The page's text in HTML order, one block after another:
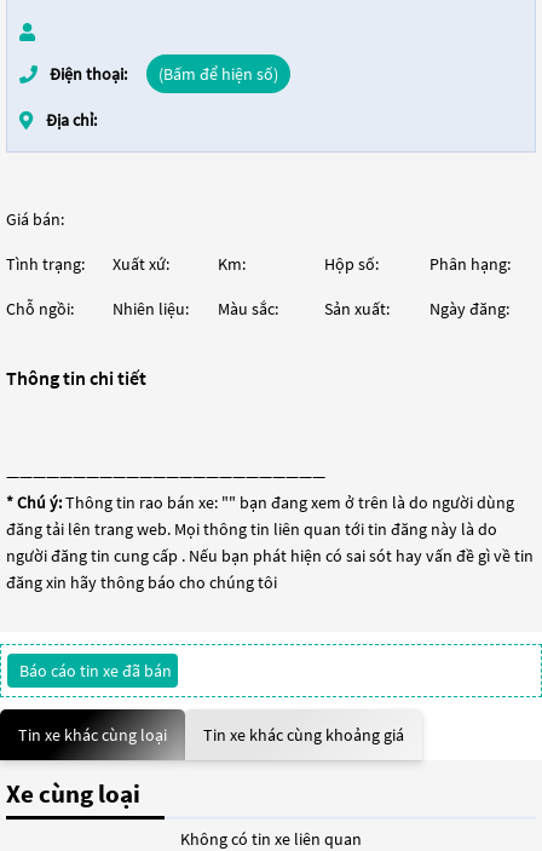
Điện thoại: (Bấm để hiện số)
Địa chỉ:
Giá bán:
Tình trạng: Xuất xứ: Km: Hộp số: Phân hạng:
Chỗ ngồi: Nhiên liệu: Màu sắc: Sản xuất: Ngày đăng:
Thông tin chi tiết
————————————————————————
* Chú ý:Thông tin rao bán xe: "" bạn đang xem ở trên là do người dùng
đăng tải lên trang web. Mọi thông tin liên quan tới tin đăng này là do
người đăng tin cung cấp . Nếu bạn phát hiện có sai sót hay vấn đề gì về tin
đăng xin hãy thông báo cho chúng tôi
Báo cáo tin xe đã bán
Tin xe khác cùng loại Tin xe khác cùng khoảng giá
Xe cùng loại
Không có tin xe liên quan